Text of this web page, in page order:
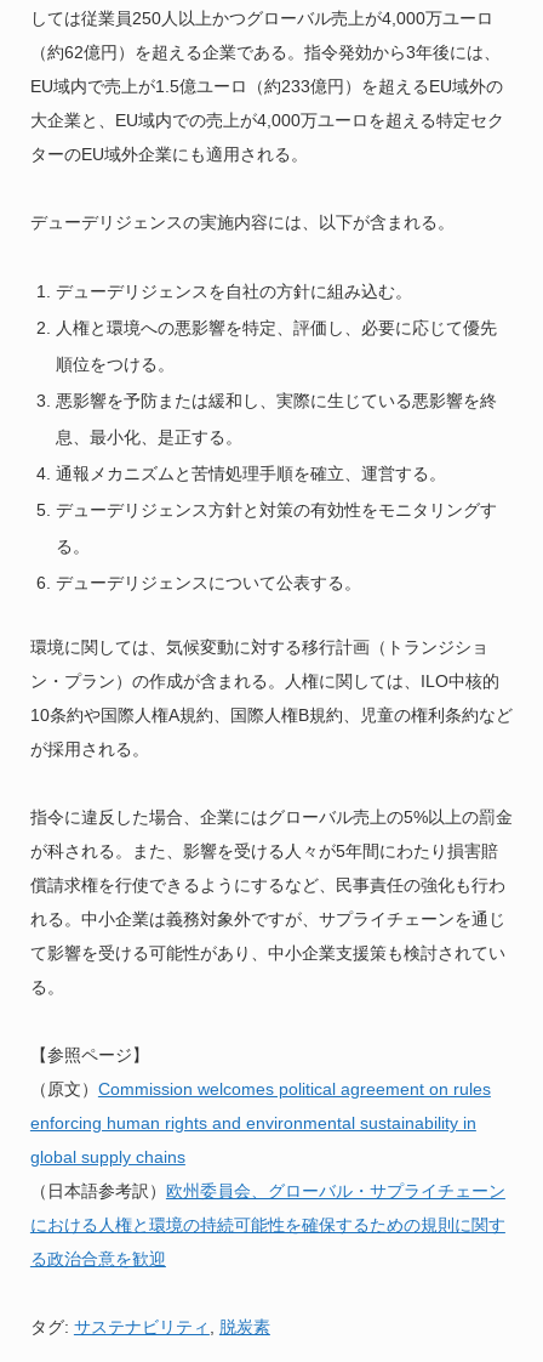
しては従業員250人以上かつグローバル売上が4,000万ユーロ
（約62億円）を超える企業である。指令発効から3年後には、
EU域内で売上が1.5億ユーロ（約233億円）を超えるEU域外の
大企業と、EU域内での売上が4,000万ユーロを超える特定セク
ターのEU域外企業にも適用される。
デューデリジェンスの実施内容には、以下が含まれる。
デューデリジェンスを自社の方針に組み込む。
人権と環境への悪影響を特定、評価し、必要に応じて優先
順位をつける。
悪影響を予防または緩和し、実際に生じている悪影響を終
息、最小化、是正する。
通報メカニズムと苦情処理手順を確立、運営する。
デューデリジェンス方針と対策の有効性をモニタリングす
る。
デューデリジェンスについて公表する。
環境に関しては、気候変動に対する移行計画（トランジショ
ン・プラン）の作成が含まれる。人権に関しては、ILO中核的
10条約や国際人権A規約、国際人権B規約、児童の権利条約など
が採用される。
指令に違反した場合、企業にはグローバル売上の5%以上の罰金
が科される。また、影響を受ける人々が5年間にわたり損害賠
償請求権を行使できるようにするなど、民事責任の強化も行わ
れる。中小企業は義務対象外ですが、サプライチェーンを通じ
て影響を受ける可能性があり、中小企業支援策も検討されてい
る。
【参照ページ】
（原文） Commission welcomes political agreement on rules
enforcing human rights and environmental sustainability in
global supply chains
（日本語参考訳） 欧州委員会、グローバル・サプライチェーン
における人権と環境の持続可能性を確保するための規則に関す
る政治合意を歓迎
タグ: サステナビリティ 脱炭素